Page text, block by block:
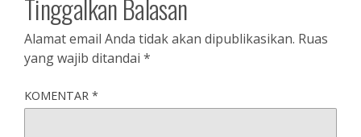
Tinggalkan Balasan
Alamat email Anda tidak akan dipublikasikan. Ruas
yang wajib ditandai *
KOMENTAR *